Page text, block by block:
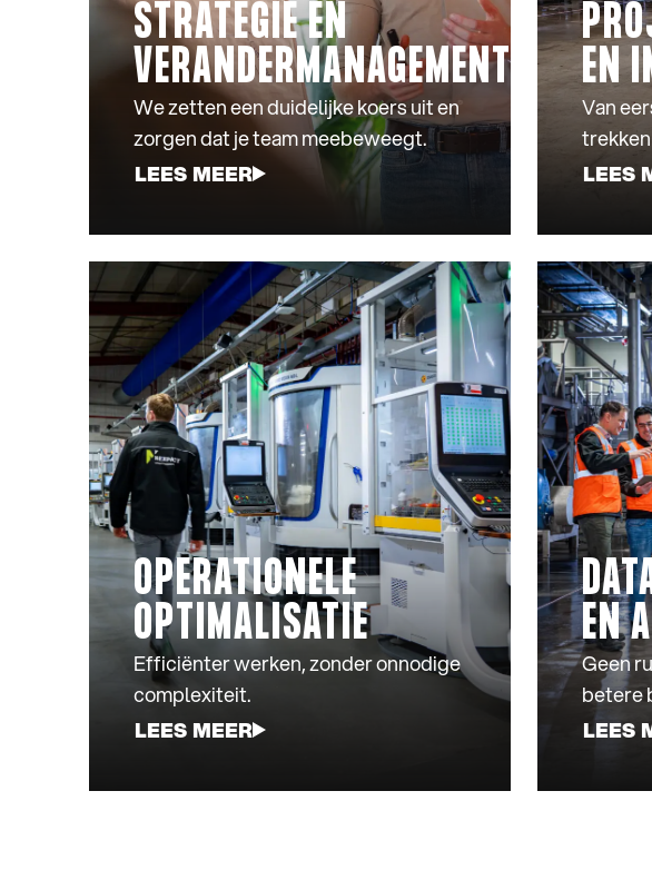
STRATEGIE EN
VERANDERMANAGEMENT
We zetten een duidelijke koers uit en
zorgen dat je team meebeweegt.
LEES MEER
EN
Van
LEES
OPERATIONELE
OPTIMALISATIE
Efficiënter werken, zonder onnodige
complexiteit.
LEES MEER
EN
Geen
betere
LEES